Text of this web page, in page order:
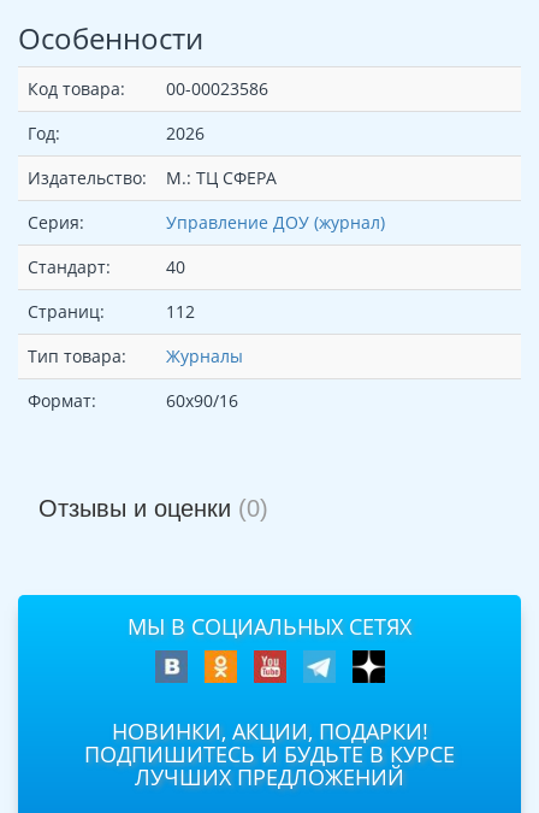
Особенности
Код товара:
00-00023586
Год:
2026
Издательство:
М.: ТЦ СФЕРА
Серия:
Управление ДОУ (журнал)
Стандарт:
40
Страниц:
112
Тип товара:
Журналы
Формат:
60х90/16
Отзывы и оценки (0)
МЫ В СОЦИАЛЬНЫХ СЕТЯХ
НОВИНКИ, АКЦИИ, ПОДАРКИ!
ПОДПИШИТЕСЬ И БУДЬТЕ В КУРСЕ
ЛУЧШИХ ПРЕДЛОЖЕНИЙ